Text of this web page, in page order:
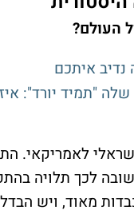
איתכם
"תמיד יורד":
יש פער של 20% בין השוק
לכך תלויה
מאוד, ויש